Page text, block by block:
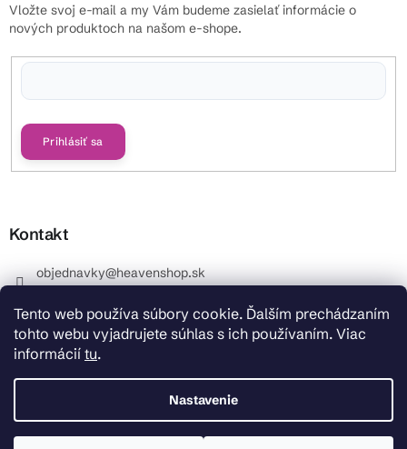
Tento web používa súbory cookie. Ďalším prechádzaním
tohto webu vyjadrujete súhlas s ich používaním. Viac
informácií tu.
Nastavenie
Vložte svoj e-mail a my Vám budeme zasielať informácie o
nových produktoch na našom e-shope.
Prihlásiť sa
Kontakt
objednavky@heavenshop.sk
_Info objednávky : +421 914 399 399 Pracovné dni od
8.00 hod. do 12.00 . REKLAMÁCIE : +421 914 399 399
HeavenShop.sk
HeavenShop.sk